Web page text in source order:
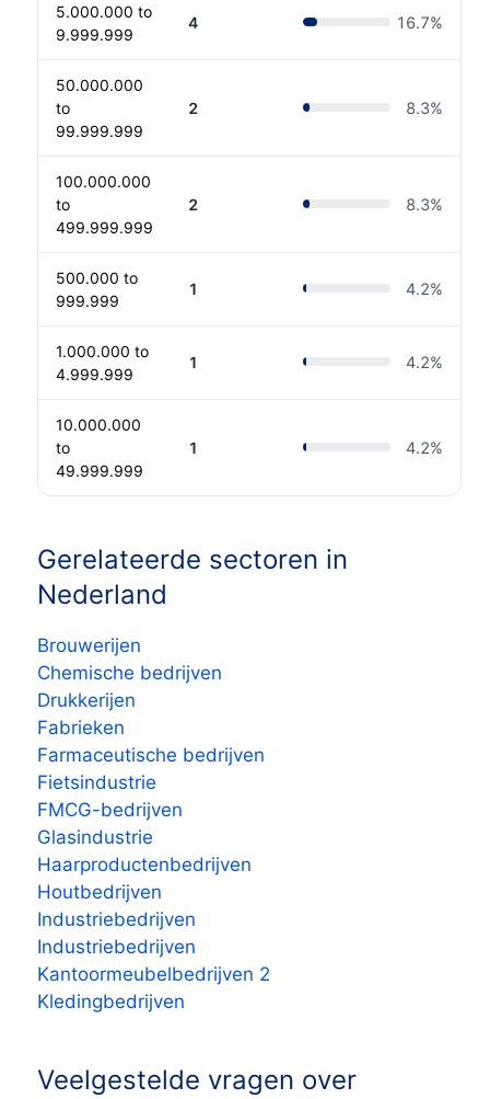
5.000.000 to
9.999.999
4 16.7%
50.000.000
to
99.999.999
2 8.3%
100.000.000
to
499.999.999
2 8.3%
500.000 to
999.999
1 4.2%
1.000.000 to
4.999.999
1 4.2%
10.000.000
to
49.999.999
1 4.2%
Gerelateerde sectoren in
Nederland
Brouwerijen
Chemische bedrijven
Drukkerijen
Fabrieken
Farmaceutische bedrijven
Fietsindustrie
FMCG-bedrijven
Glasindustrie
Haarproductenbedrijven
Houtbedrijven
Industriebedrijven
Industriebedrijven
Kantoormeubelbedrijven 2
Kledingbedrijven
Veelgestelde vragen over